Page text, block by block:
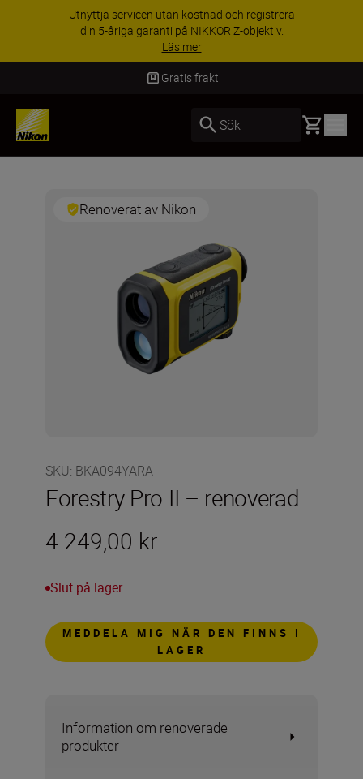
Utnyttja servicen utan kostnad och registrera
din 5-åriga garanti på NIKKOR Z-objektiv.
Läs mer
Gratis frakt
Sök Basket
Renoverat av Nikon
SKU: BKA094YARA
Forestry Pro II – renoverad
4 249,00 kr
Slut på lager
MEDDELA MIG NÄR DEN FINNS I
LAGER
Information om renoverade
produkter